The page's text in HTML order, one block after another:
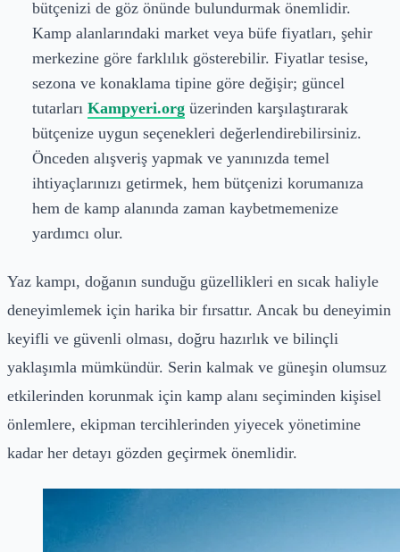
bütçenizi de göz önünde bulundurmak önemlidir.
Kamp alanlarındaki market veya büfe fiyatları, şehir
merkezine göre farklılık gösterebilir. Fiyatlar tesise,
sezona ve konaklama tipine göre değişir; güncel
tutarları Kampyeri.org üzerinden karşılaştırarak
bütçenize uygun seçenekleri değerlendirebilirsiniz.
Önceden alışveriş yapmak ve yanınızda temel
ihtiyaçlarınızı getirmek, hem bütçenizi korumanıza
hem de kamp alanında zaman kaybetmemenize
yardımcı olur.
Yaz kampı, doğanın sunduğu güzellikleri en sıcak haliyle
deneyimlemek için harika bir fırsattır. Ancak bu deneyimin
keyifli ve güvenli olması, doğru hazırlık ve bilinçli
yaklaşımla mümkündür. Serin kalmak ve güneşin olumsuz
etkilerinden korunmak için kamp alanı seçiminden kişisel
önlemlere, ekipman tercihlerinden yiyecek yönetimine
kadar her detayı gözden geçirmek önemlidir.